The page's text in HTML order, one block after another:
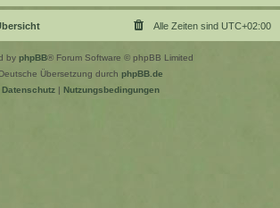
Alle Zeiten sind UTC+02:00
by phpBB® Forum Software © phpBB Limited
Deutsche Übersetzung durch phpBB.de
Datenschutz| Nutzungsbedingungen